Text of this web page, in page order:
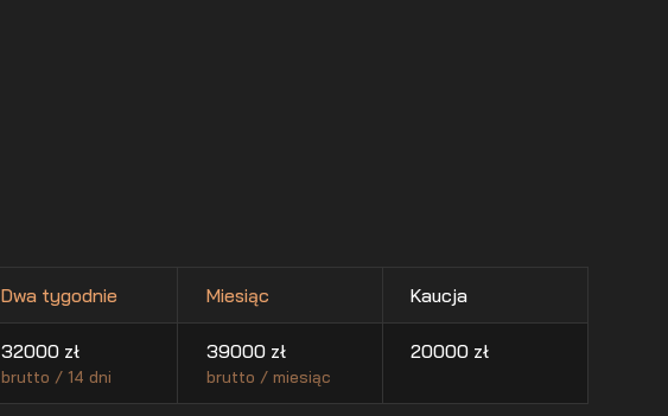
Dwa tygodnie
32000 zł
brutto / 14 dni
Miesiąc
39000zł
brutto / miesiąc
Kaucja
20000 zł